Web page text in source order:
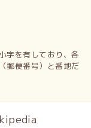
字を有しており、各
郵便番号）と番地だ